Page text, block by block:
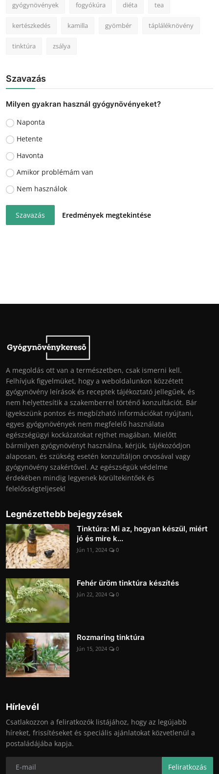
gyógynövények fogyókúra diéta tea
kertészkedés kamilla gyömbér tápláléknövény
tinktúra zsálya
Szavazás
Milyen gyakran használ gyógynövényeket?
Naponta
Hetente
Havonta
Amikor problémám van
Nem használok
Szavazás Eredmények megtekintése
A megoldás ott van a természetben, csak ismerni kell.
Felhívjuk figyelmüket, hogy a weboldalunkon közzétett
gyógynövény leírások és receptek tájékoztató jellegűek, és
nem helyettesítik a szakemberrel történő konzultációt. Bár
igyekszünk pontos és megbízható információkat nyújtani,
egyes gyógynövények nem megfelelő használata
egészségügyi kockázatokat rejthet magában. Mielőtt
bármilyen gyógynövényt használna, kérjük, tájékozódjon
alaposan, és szükség esetén konzultáljon orvosával vagy
gyógynövény szakértővel. Az egészségük védelme
érdekében mindig legyenek körültekintőek és
felelősségteljesek!
Legnézettebb bejegyzések
Tinktúra: Mi az, hogyan készül, miért
jó és mire k...
Jún 11, 2024 0
Fehér üröm tinktúra készítés
Jún 22, 2024 0
Rozmaring tinktúra
Jún 15, 2024 0
Hírlevél
Csatlakozzon a feliratkozók listájához, hogy az legújabb
híreket, frissítéseket és speciális ajánlatokat közvetlenül a
postaládájába kapja.
Feliratkozás